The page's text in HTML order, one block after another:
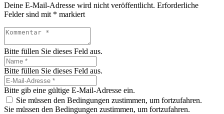
Deine E-Mail-Adresse wird nicht veröffentlicht. Erforderliche
Felder sind mit * markiert
Bitte füllen Sie dieses Feld aus.
Bitte füllen Sie dieses Feld aus.
Bitte gib eine gültige E-Mail-Adresse ein.
Sie müssen den Bedingungen zustimmen, um fortzufahren.
Sie müssen den Bedingungen zustimmen, um fortzufahren.